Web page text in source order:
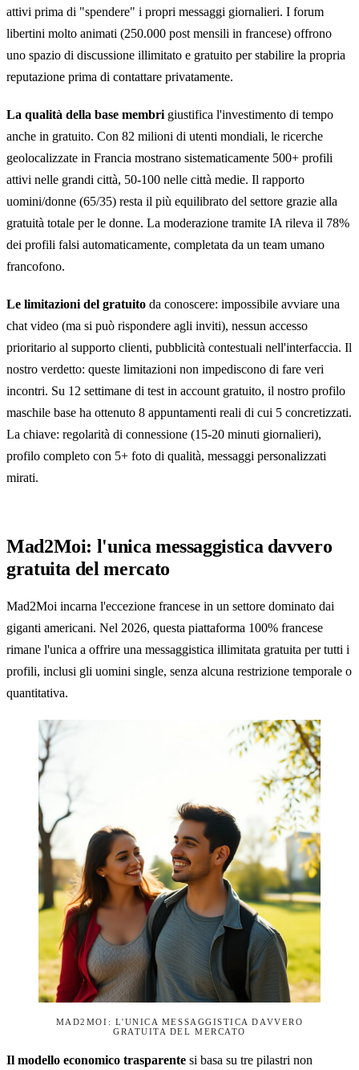
attivi prima di "spendere" i propri messaggi giornalieri. I forum
libertini molto animati (250.000 post mensili in francese) offrono
uno spazio di discussione illimitato e gratuito per stabilire la propria
reputazione prima di contattare privatamente.
La qualità della base membri giustifica l'investimento di tempo
anche in gratuito. Con 82 milioni di utenti mondiali, le ricerche
geolocalizzate in Francia mostrano sistematicamente 500+ profili
attivi nelle grandi città, 50-100 nelle città medie. Il rapporto
uomini/donne (65/35) resta il più equilibrato del settore grazie alla
gratuità totale per le donne. La moderazione tramite IA rileva il 78%
dei profili falsi automaticamente, completata da un team umano
francofono.
Le limitazioni del gratuito da conoscere: impossibile avviare una
chat video (ma si può rispondere agli inviti), nessun accesso
prioritario al supporto clienti, pubblicità contestuali nell'interfaccia. Il
nostro verdetto: queste limitazioni non impediscono di fare veri
incontri. Su 12 settimane di test in account gratuito, il nostro profilo
maschile base ha ottenuto 8 appuntamenti reali di cui 5 concretizzati.
La chiave: regolarità di connessione (15-20 minuti giornalieri),
profilo completo con 5+ foto di qualità, messaggi personalizzati
mirati.
Mad2Moi: l'unica messaggistica davvero
gratuita del mercato
Mad2Moi incarna l'eccezione francese in un settore dominato dai
giganti americani. Nel 2026, questa piattaforma 100% francese
rimane l'unica a offrire una messaggistica illimitata gratuita per tutti i
profili, inclusi gli uomini single, senza alcuna restrizione temporale o
quantitativa.
MAD2MOI: L'UNICA MESSAGGISTICA DAVVERO
GRATUITA DEL MERCATO
Il modello economico trasparente si basa su tre pilastri non